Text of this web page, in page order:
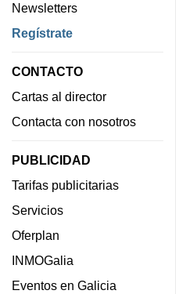
Newsletters
Regístrate
CONTACTO
Cartas al director
Contacta con nosotros
PUBLICIDAD
Tarifas publicitarias
Servicios
Oferplan
INMOGalia
Eventos en Galicia